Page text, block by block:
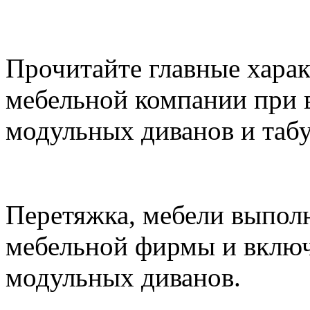
Прочитайте главные
мебельной компании при
модульных диванов и
Перетяжка, мебели
мебельной фирмы и
модульных диванов.